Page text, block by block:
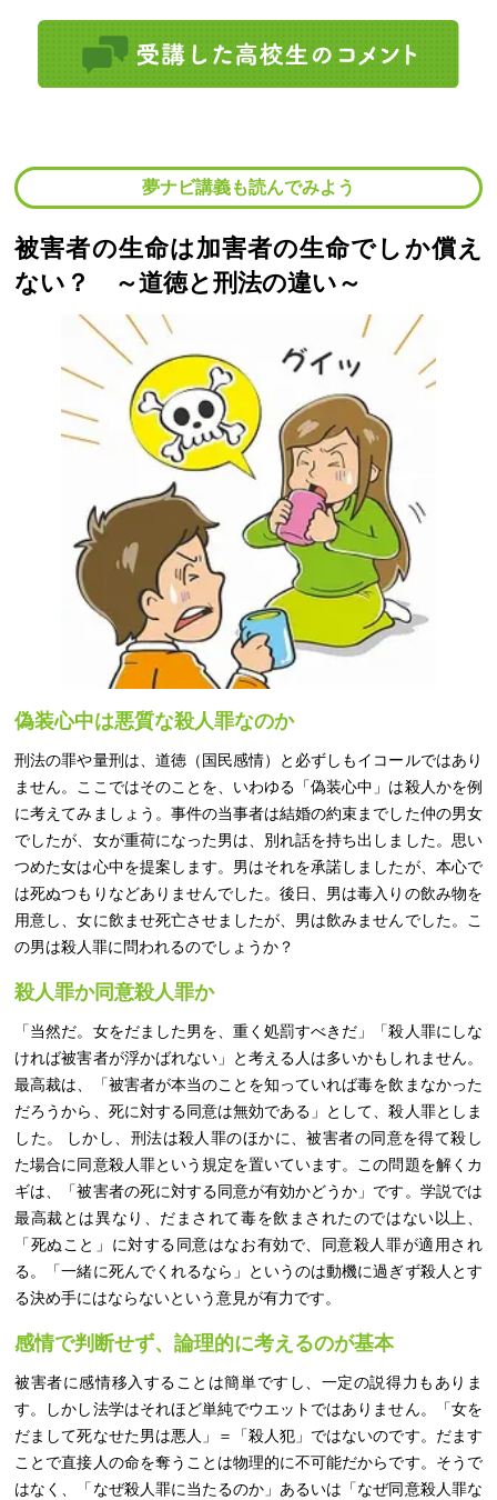
夢ナビ講義も読んでみよう
被害者の生命は加害者の生命でしか償え
ない？ ～道徳と刑法の違い～
偽装心中は悪質な殺人罪なのか
刑法の罪や量刑は、道徳（国民感情）と必ずしもイコールではあり
ません。ここではそのことを、いわゆる「偽装心中」は殺人かを例
に考えてみましょう。事件の当事者は結婚の約束までした仲の男女
でしたが、女が重荷になった男は、別れ話を持ち出しました。思い
つめた女は心中を提案します。男はそれを承諾しましたが、本心で
は死ぬつもりなどありませんでした。後日、男は毒入りの飲み物を
用意し、女に飲ませ死亡させましたが、男は飲みませんでした。こ
の男は殺人罪に問われるのでしょうか？
殺人罪か同意殺人罪か
「当然だ。女をだました男を、重く処罰すべきだ」「殺人罪にしな
ければ被害者が浮かばれない」と考える人は多いかもしれません。
最高裁は、「被害者が本当のことを知っていれば毒を飲まなかった
だろうから、死に対する同意は無効である」として、殺人罪としま
した。 しかし、刑法は殺人罪のほかに、被害者の同意を得て殺し
た場合に同意殺人罪という規定を置いています。この問題を解くカ
ギは、「被害者の死に対する同意が有効かどうか」です。学説では
最高裁とは異なり、だまされて毒を飲まされたのではない以上、
「死ぬこと」に対する同意はなお有効で、同意殺人罪が適用され
る。「一緒に死んでくれるなら」というのは動機に過ぎず殺人とす
る決め手にはならないという意見が有力です。
感情で判断せず、論理的に考えるのが基本
被害者に感情移入することは簡単ですし、一定の説得力もありま
す。しかし法学はそれほど単純でウエットではありません。「女を
だまして死なせた男は悪人」＝「殺人犯」ではないのです。だます
ことで直接人の命を奪うことは物理的に不可能だからです。そうで
はなく、「なぜ殺人罪に当たるのか」あるいは「なぜ同意殺人罪な